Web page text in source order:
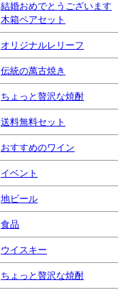
結婚おめでとうございます
木箱ペアセット
オリジナルレリーフ
伝統の萬古焼き
ちょっと贅沢な焼酎
送料無料セット
おすすめのワイン
イベント
地ビール
食品
ウイスキー
ちょっと贅沢な焼酎